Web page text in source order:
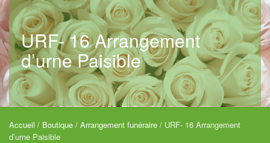
URF- 16 Arrangement
d’urne Paisible
Accueil / Boutique / Arrangement funéraire / URF- 16 Arrangement
d’urne Paisible